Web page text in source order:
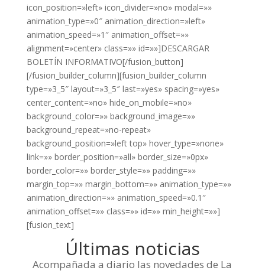
icon_position=»left» icon_divider=»no» modal=»»
animation_type=»0″ animation_direction=»left»
animation_speed=»1″ animation_offset=»»
alignment=»center» class=»» id=»»]DESCARGAR
BOLETÍN INFORMATIVO[/fusion_button]
[/fusion_builder_column][fusion_builder_column
type=»3_5″ layout=»3_5″ last=»yes» spacing=»yes»
center_content=»no» hide_on_mobile=»no»
background_color=»» background_image=»»
background_repeat=»no-repeat»
background_position=»left top» hover_type=»none»
link=»» border_position=»all» border_size=»0px»
border_color=»» border_style=»» padding=»»
margin_top=»» margin_bottom=»» animation_type=»»
animation_direction=»» animation_speed=»0.1″
animation_offset=»» class=»» id=»» min_height=»»]
[fusion_text]
Últimas noticias
Acompañada a diario las novedades de La